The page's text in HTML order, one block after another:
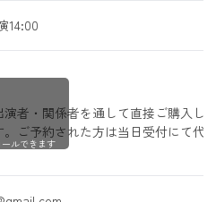
14:00
者・関係者を通して直接ご購入し
。ご予約された方は当日受付にて代
ルできます